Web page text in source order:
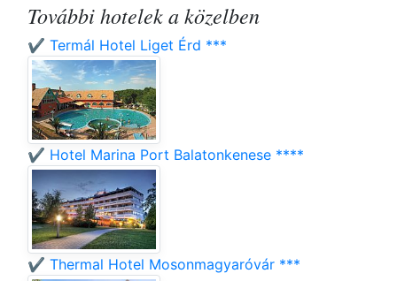
További hotelek a közelben
✔️ Termál Hotel Liget Érd ***
✔️ Hotel Marina Port Balatonkenese ****
✔️ Thermal Hotel Mosonmagyaróvár ***